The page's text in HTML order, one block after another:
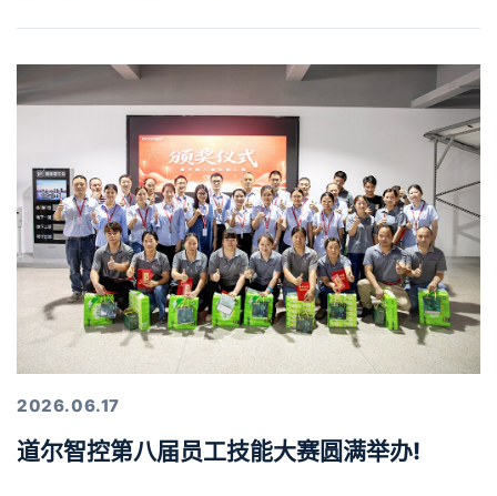
2026.06.17
道尔智控第八届员工技能大赛圆满举办!